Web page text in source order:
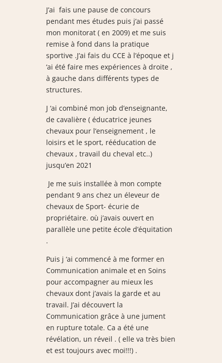
J’ai fais une pause de concours
pendant mes études puis j’ai passé
mon monitorat ( en 2009) et me suis
remise à fond dans la pratique
sportive .J’ai fais du CCE à l’époque et j
‘ai été faire mes expériences à droite ,
à gauche dans différents types de
structures.
J‘ai combiné mon job d’enseignante,
de cavalière ( éducatrice jeunes
chevaux pour l’enseignement , le
loisirs et le sport, rééducation de
chevaux , travail du cheval etc..)
jusqu’en 2021
Je me suis installée à mon compte
pendant 9 ans chez un éleveur de
chevaux de Sport- écurie de
propriétaire. où j’avais ouvert en
parallèle une petite école d’équitation
.
Puis j ‘ai commencé à me former en
Communication animale et en Soins
pour accompagner au mieux les
chevaux dont j’avais la garde et au
travail. J’ai découvert la
Communication grâce à une jument
en rupture totale. Ca a été une
révélation, un réveil . ( elle va très bien
et est toujours avec moi!!!) .